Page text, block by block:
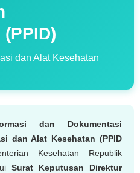
dan Alat Kesehatan
dan Dokumentasi
dan Alat Kesehatan (PPID
Kesehatan Republik
Surat Keputusan Direktur